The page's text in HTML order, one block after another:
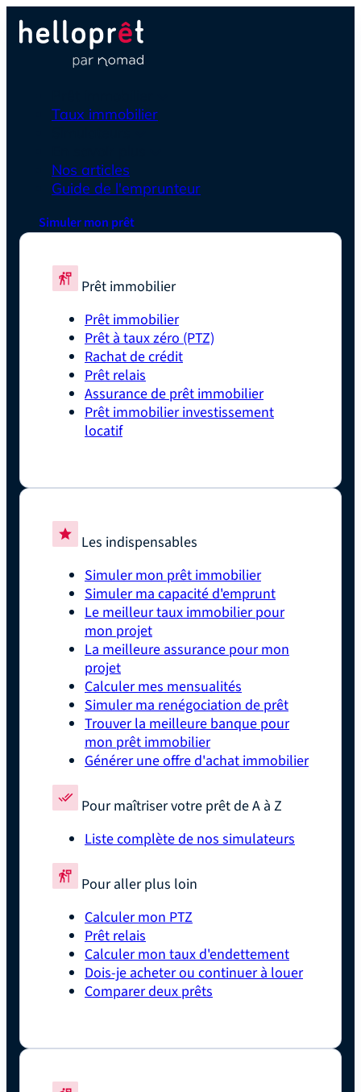
Taux immobilier
Nos articles
Guide de l'emprunteur
Simuler mon prêt
Prêt immobilier
Prêt immobilier
Prêt à taux zéro (PTZ)
Rachat de crédit
Prêt relais
Assurance de prêt immobilier
Prêt immobilier investissement
locatif
Les indispensables
Simuler mon prêt immobilier
Simuler ma capacité d'emprunt
Le meilleur taux immobilier pour
mon projet
La meilleure assurance pour mon
projet
Calculer mes mensualités
Simuler ma renégociation de prêt
Trouver la meilleure banque pour
mon prêt immobilier
Générer une offre d'achat immobilier
Pour maîtriser votre prêt de A à Z
Liste complète de nos simulateurs
Pour aller plus loin
Calculer mon PTZ
Prêt relais
Calculer mon taux d'endettement
Dois-je acheter ou continuer à louer
Comparer deux prêts